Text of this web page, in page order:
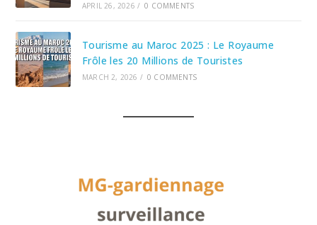
APRIL 26, 2026 / 0 COMMENTS
Tourisme au Maroc 2025 : Le Royaume
Frôle les 20 Millions de Touristes
MARCH 2, 2026 / 0 COMMENTS